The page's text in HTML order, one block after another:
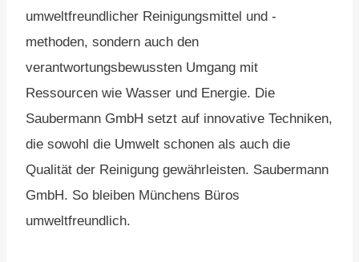
umweltfreundlicher Reinigungsmittel und -
methoden, sondern auch den
verantwortungsbewussten Umgang mit
Ressourcen wie Wasser und Energie. Die
Saubermann GmbH setzt auf innovative Techniken,
die sowohl die Umwelt schonen als auch die
Qualität der Reinigung gewährleisten. Saubermann
GmbH. So bleiben Münchens Büros
umweltfreundlich.